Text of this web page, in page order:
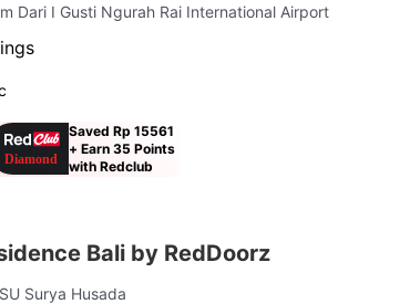
Dari I Gusti Ngurah Rai International Airport
Saved Rp 15561
+ Earn 35 Points
with Redclub
Bali by RedDoorz
Surya Husada